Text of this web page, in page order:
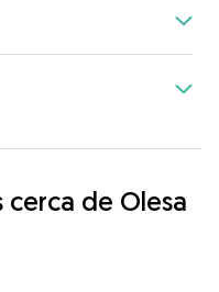
de Olesa